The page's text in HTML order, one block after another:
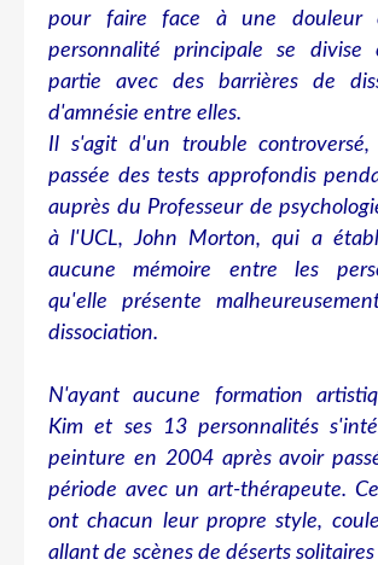
pour faire face à une douleur
personnalité principale se divise
partie avec des barrières de
d'amnésie entre elles.
Il s'agit d'un trouble
passée des tests approfondis
auprès du Professeur de
à l'UCL, John Morton, qui a
aucune mémoire entre les
qu'elle présente
dissociation.
N'ayant aucune formation
Kim et ses 13 personnalités
peinture en 2004 après avoir
période avec un art-thérapeute.
ont chacun leur propre style,
allant de scènes de déserts solitaires